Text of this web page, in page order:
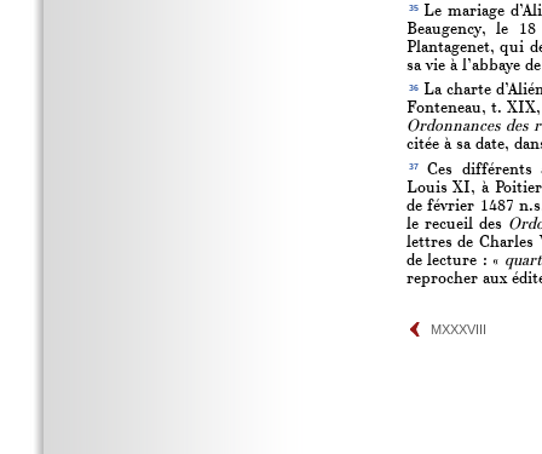
35Le mariage
Beaugency, le
Plantagenet, qui
sa vie à l’abbaye
36La charte
Fonteneau, t.
Ordonnances des
citée à sa date,
37Ces différents
Louis XI, à
de février 1487
le recueil des
lettres de
de lecture : «
reprocher aux
MXXXVIII